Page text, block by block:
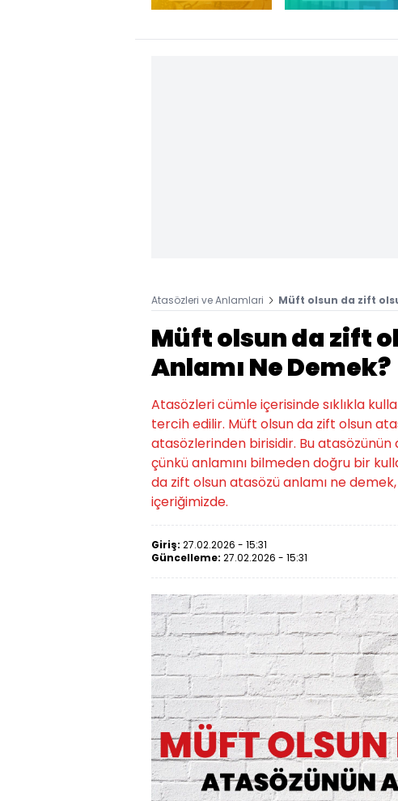
Atasözleri ve Anlamlari Müft olsun da zift
Müft olsun da zift
Anlamı Ne Demek?
Atasözleri cümle içerisinde sıklıkla
tercih edilir. Müft olsun da zift olsun
atasözlerinden birisidir. Bu atasözünün
çünkü anlamını bilmeden doğru bir
da zift olsun atasözü anlamı ne
içeriğimizde.
Giriş: 27.02.2026 - 15:31
Güncelleme: 27.02.2026 - 15:31